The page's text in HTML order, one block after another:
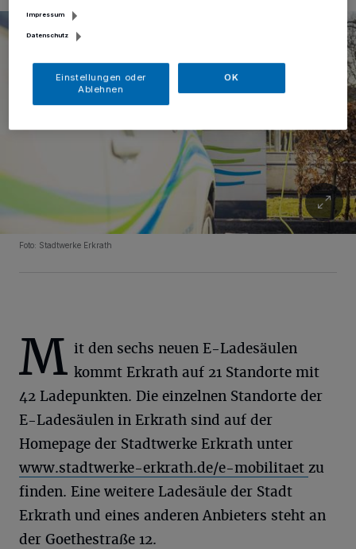
Foto: Stadtwerke Erkrath
M it den sechs neuen E-Ladesäulen
kommt Erkrath auf 21 Standorte mit
42 Ladepunkten. Die einzelnen Standorte der
E-Ladesäulen in Erkrath sind auf der
Homepage der Stadtwerke Erkrath unter
www.stadtwerke-erkrath.de/e-mobilitaet zu
finden. Eine weitere Ladesäule der Stadt
Erkrath und eines anderen Anbieters steht an
der Goethestraße 12.
Impressum
Datenschutz
Einstellungen oder
Ablehnen
OK